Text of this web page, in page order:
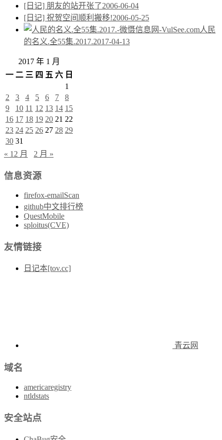
[日记] 朋友的站开张了2006-06-04
[日记] 祝贺空间顺利搬移!2006-05-25
人民
的名义.全55集.2017.2017-04-13
2017 年 1 月
一 二 三 四 五 六 日
1
2
3 4 5 6 7
8
9
10 11 12 13 14 15
16 17 18 19 20 21 22
23 24 25 26 27 28 29
30 31
« 12 月
2 月 »
信息资源
firefox-emailScan
github中文排行榜
QuestMobile
sploitus(CVE)
友情链接
日记本[tov.cc]
青云网
域名
americaregistry
ntldstats
安全站点